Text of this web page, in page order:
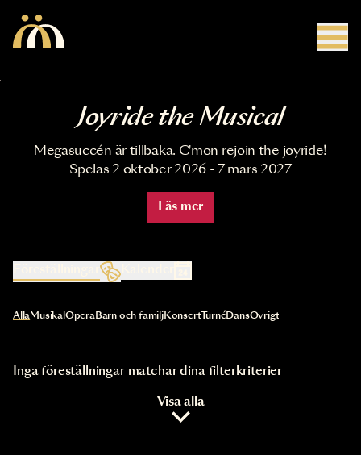
Joyride the Musical
Megasuccén är tillbaka. C'mon rejoin the joyride!
Spelas 2 oktober 2026 - 7 mars 2027
Läs mer
Kalender
Val av kategori uppdaterar innehållet automatiskt
AllaMusikal OperaBarn och familjKonsertTurnéDansÖvrigt
Inga föreställningar matchar dina filterkriterier
Visa alla